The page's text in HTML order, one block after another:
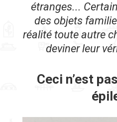
étranges...
des objets
réalité toute autre
deviner leur
Ceci n’est